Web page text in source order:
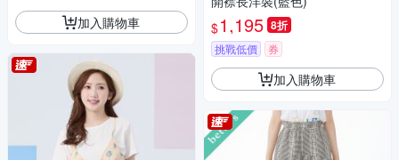
加入購物車
$1,195 8折
挑戰低價 券
加入購物車